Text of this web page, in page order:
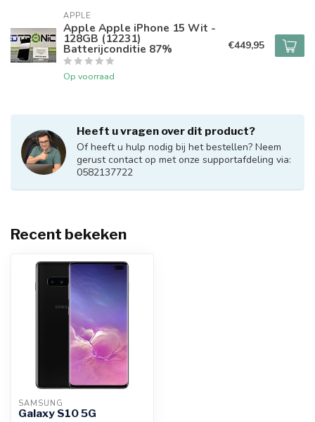
APPLE
Apple Apple iPhone 15 Wit -
128GB (12231)
Batterijconditie 87%
Op voorraad
€449,95
Heeft u vragen over dit product?
Of heeft u hulp nodig bij het bestellen? Neem
gerust contact op met onze supportafdeling via:
0582137722
Recent bekeken
SAMSUNG
Galaxy S10 5G